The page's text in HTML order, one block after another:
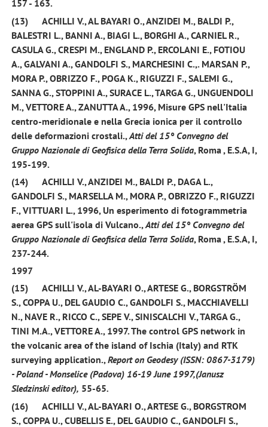
157 - 163.
(13)
ACHILLI V., AL BAYARI O., ANZIDEI M., BALDI P.,
BALESTRI L., BANNI A., BIAGI L., BORGHI A., CARNIEL R.,
CASULA G., CRESPI M., ENGLAND P., ERCOLANI E., FOTIOU
A., GALVANI A., GANDOLFI S., MARCHESINI C.,. MARSAN P.,
MORA P., OBRIZZO F., POGA K., RIGUZZI F., SALEMI G.,
SANNA G., STOPPINI A., SURACE L., TARGA G., UNGUENDOLI
M., VETTORE A., ZANUTTA A., 1996, Misure GPS nell'Italia
centro-meridionale e nella Grecia ionica per il controllo
delle deformazioni crostali., Atti del 15° Convegno del
Gruppo Nazionale di Geofisica della Terra Solida, Roma , E.S.A, I,
195-199.
(14)
ACHILLI V., ANZIDEI M., BALDI P., DAGA L.,
GANDOLFI S., MARSELLA M., MORA P., OBRIZZO F., RIGUZZI
F., VITTUARI L., 1996, Un esperimento di fotogrammetria
aerea GPS sull'isola di Vulcano., Atti del 15° Convegno del
Gruppo Nazionale di Geofisica della Terra Solida, Roma , E.S.A, I,
237-244.
1997
(15)
ACHILLI V., AL-BAYARI O., ARTESE G., BORGSTRÖM
S., COPPA U., DEL GAUDIO C.,GANDOLFI S., MACCHIAVELLI
N., NAVE R., RICCO C., SEPE V., SINISCALCHI V., TARGA G.,
TINI M.A., VETTORE A., 1997. The control GPS network in
the volcanic area of the island of Ischia (Italy) and RTK
surveying application.,Report on Geodesy (ISSN: 0867-3179)
- Poland - Monselice (Padova) 16-19 June 1997,(Janusz
Sledzinski editor), 55-65.
(16)
ACHILLI V., AL-BAYARI O., ARTESE G., BORGSTROM
S., COPPA U., CUBELLIS E., DEL GAUDIO C., GANDOLFI S.,